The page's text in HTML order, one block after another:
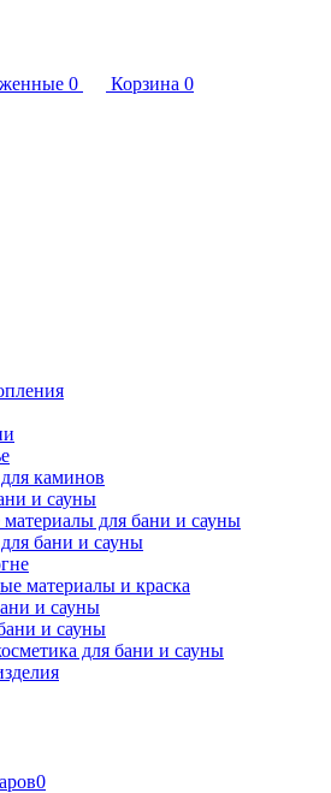
0 Корзина 0
каминов
и сауны
для бани и сауны
бани и сауны
материалы и краска
и сауны
и сауны
для бани и сауны
0